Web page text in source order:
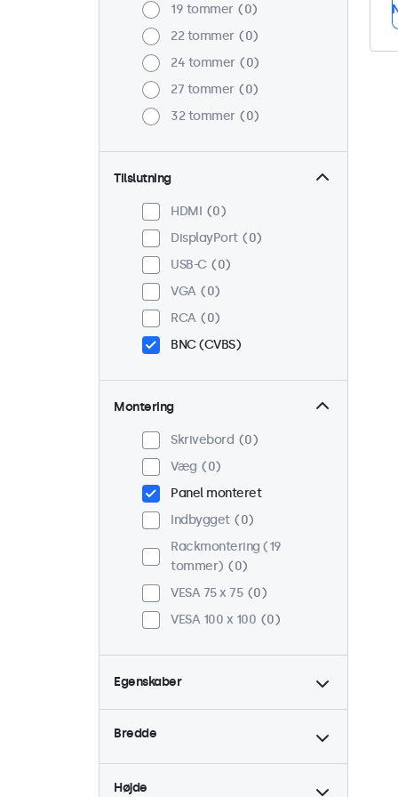
19 tommer
0
22 tommer
0
24 tommer
0
27 tommer
0
32 tommer
0
Tilslutning
HDMI
0
DisplayPort
0
USB-C
0
VGA
0
RCA
0
BNC (CVBS)
Montering
Skrivebord
0
Væg
0
Panel monteret
Indbygget
0
Rackmontering (19
tommer)
0
VESA 75 x 75
0
VESA 100 x 100
0
Egenskaber
4:3 / 5:4
0
Dæmpbar
0
Bredde
Højde